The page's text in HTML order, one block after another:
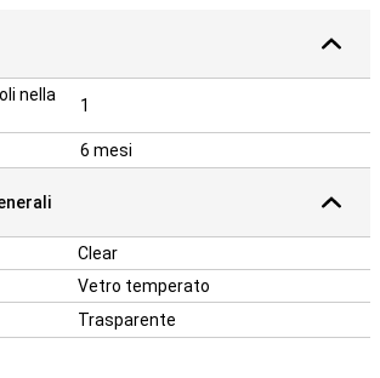
nella
1
6 mesi
Clear
Vetro temperato
Trasparente